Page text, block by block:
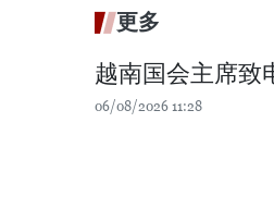
更多
越南国会主席致
06/08/2026 11:28